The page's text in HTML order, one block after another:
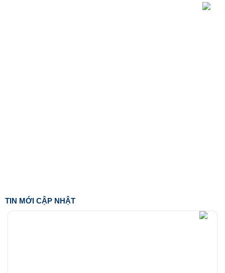
TIN MỚI CẬP NHẬT